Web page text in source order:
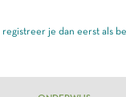
registreer je dan eerst als